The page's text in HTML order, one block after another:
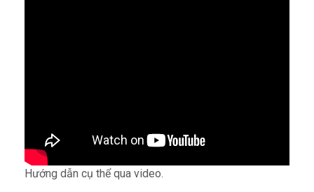
Hướng dẫn cụ thể qua video.